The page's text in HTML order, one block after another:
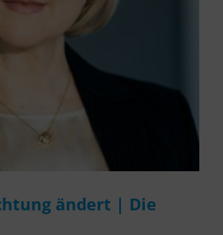
ändert | Die